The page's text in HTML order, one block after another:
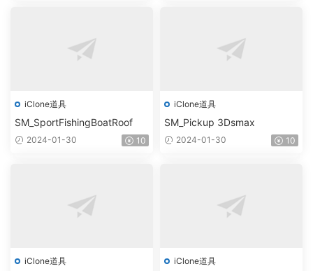
iClone道具
SM_SportFishingBoatRoof
2024-01-30 10
iClone道具
SM_Pickup 3Dsmax
2024-01-30 10
iClone道具 iClone道具